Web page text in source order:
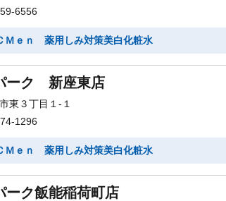
6556
Ｍｅｎ 薬用しみ対策美白化粧水
ーク 新座東店
東３丁目１-１
1296
Ｍｅｎ 薬用しみ対策美白化粧水
ーク飯能稲荷町店